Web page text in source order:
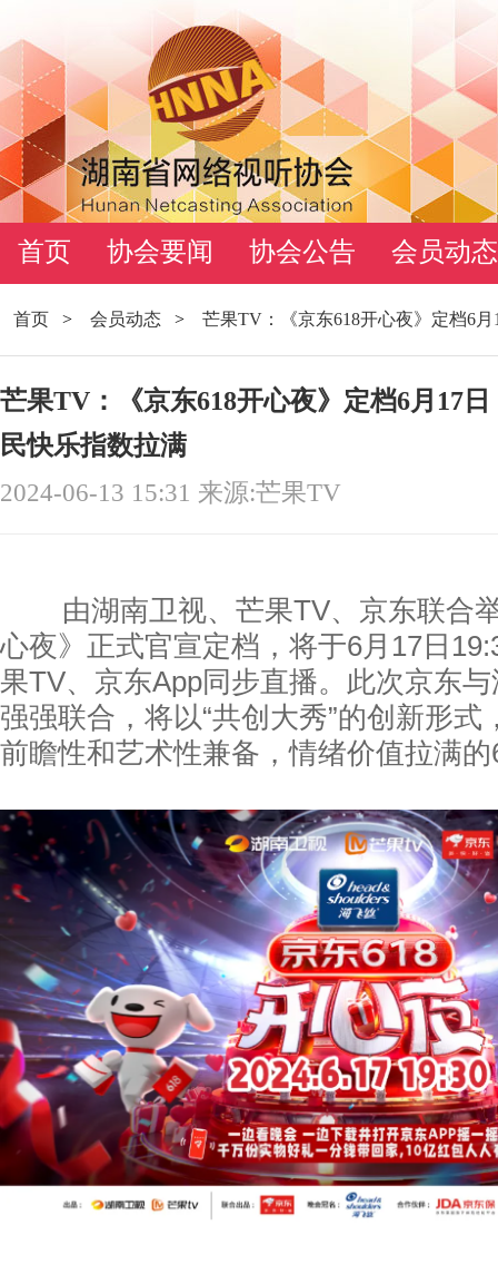
首页 协会要闻 协会公告 会员动态
首页 > 会员动态 > 芒果TV：《京东618开心夜》定档6
芒果TV：《京东618开心夜》定档6月17
民快乐指数拉满
2024-06-13 15:31 来源:芒果TV
由湖南卫视、芒果TV、京东联合
心夜》正式官宣定档，将于6月17日
果TV、京东App同步直播。此次京东
强强联合，将以“共创大秀”的创新形式
前瞻性和艺术性兼备，情绪价值拉满